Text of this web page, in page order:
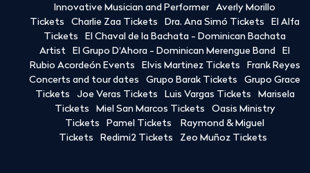
Innovative Musician and Performer
Averly Morillo
Tickets
Charlie Zaa Tickets Dra. Ana Simó Tickets
El Alfa
Tickets
El Chaval de la Bachata - Dominican Bachata
Artist
El Grupo D'Ahora - Dominican Merengue Band
El
Rubio Acordeón Events
Elvis Martinez Tickets
Frank Reyes
Concerts and tour dates
Grupo Barak Tickets
Grupo Grace
Tickets
Joe Veras Tickets Luis Vargas Tickets
Marisela
Tickets
Miel San Marcos Tickets
Oasis Ministry
Tickets
Pamel Tickets
Raymond & Miguel
Tickets
Redimi2 Tickets Zeo Muñoz Tickets